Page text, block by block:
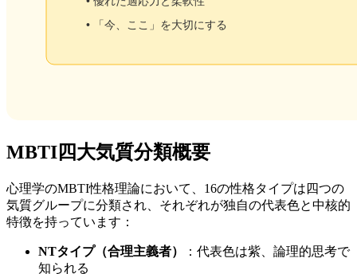
MBTI四大気質分類概要
心理学のMBTI性格理論において、16の性格タイプは四つの
気質グループに分類され、それぞれが独自の代表色と中核的
特徴を持っています：
NTタイプ（合理主義者）
：代表色は紫、論理的思考で
知られる